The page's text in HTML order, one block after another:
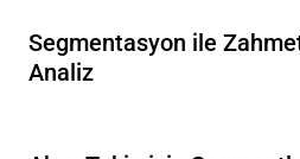
Segmentasyon ile
Analiz